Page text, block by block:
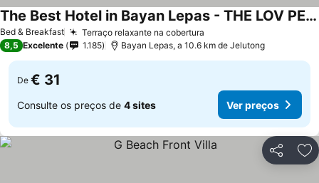
Bed & Breakfast Terraço relaxante na cobertura
The Best Hotel in Bayan Lepas - THE LOV PENANG
Ver preços
8,5 Excelente 1.185 Bayan Lepas, a 10.6 km de Jelutong
De € 31
Consulte os preços de 4 sites Ver preços
Partilhar